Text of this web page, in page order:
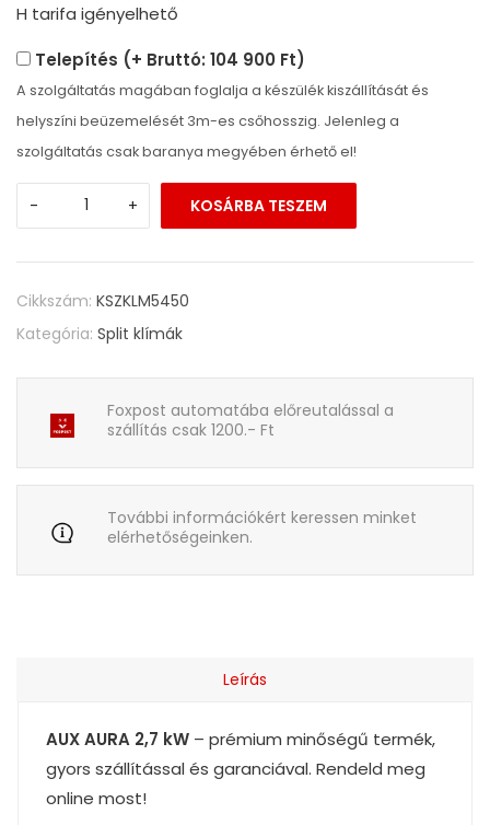
H tarifa igényelhető
Telepítés (+ Bruttó: 104 900 Ft)
A szolgáltatás magában foglalja a készülék kiszállítását és
helyszíni beüzemelését 3m-es csőhosszig. Jelenleg a
szolgáltatás csak baranya megyében érhető el!
- + KOSÁRBA TESZEM
Cikkszám: KSZKLM5450
Kategória: Split klímák
Foxpost automatába előreutalással a
szállítás csak 1200.- Ft
További információkért keressen minket
elérhetőségeinken.
Leírás
AUX AURA 2,7 kW – prémium minőségű termék,
gyors szállítással és garanciával. Rendeld meg
online most!